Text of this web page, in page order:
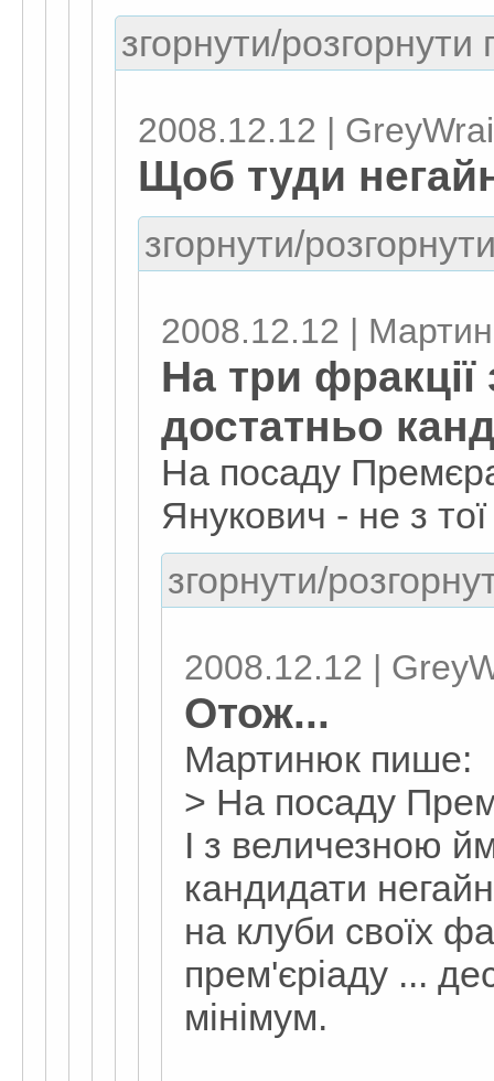
згорнути/розгорнути
2008.12.12 |
Щоб туди
згорнути/
2008.12.12 |
На три фракції
достатньо
На посаду
Янукович - не з
згорнути/
2008.12.12 |
Отож...
Мартинюк пише:
> На посаду
І з величезною
кандидати
на клуби своїх
прем'єріаду ...
мінімум.